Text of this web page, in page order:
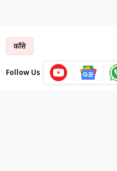
काँग्रेस
Follow Us